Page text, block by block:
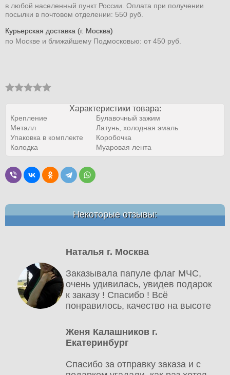
в любой населенный пункт России. Оплата при получении
посылки в почтовом отделении: 550 руб.
Курьерская доставка (г. Москва)
по Москве и ближайшему Подмосковью: от 450 руб.
Характеристики товара:
Крепление
Булавочный зажим
Металл
Латунь, холодная эмаль
Упаковка в комплекте
Коробочка
Колодка
Муаровая лента
Некоторые отзывы:
Наталья г. Москва
Заказывала папуле флаг МЧС,
очень удивилась, увидев подарок
к заказу ! Спасибо ! Всё
понравилось, качество на высоте
Женя Калашников г.
Екатеринбург
Спасибо за отправку заказа и с